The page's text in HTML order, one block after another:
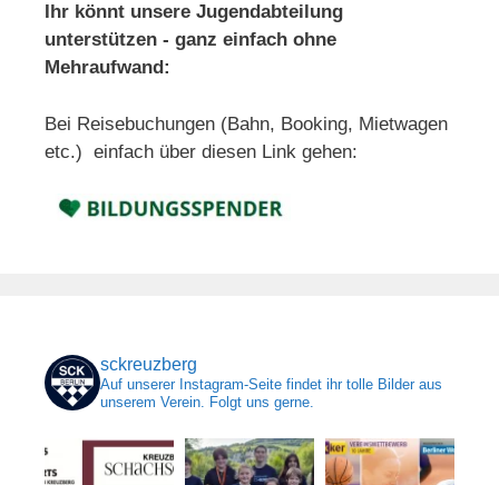
Ihr könnt unsere Jugendabteilung
unterstützen - ganz einfach ohne
Mehraufwand:
Bei Reisebuchungen (Bahn, Booking, Mietwagen
etc.) einfach über diesen Link gehen:
sckreuzberg
Auf unserer Instagram-Seite findet ihr tolle Bilder aus
unserem Verein. Folgt uns gerne.